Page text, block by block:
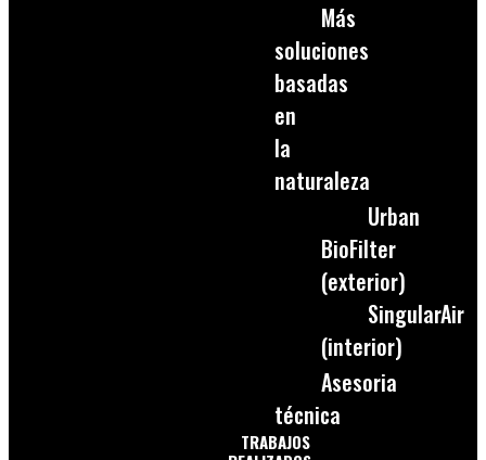
Más
soluciones
basadas
en
la
naturaleza
Urban
BioFilter
(exterior)
SingularAir
(interior)
Asesoria
técnica
TRABAJOS